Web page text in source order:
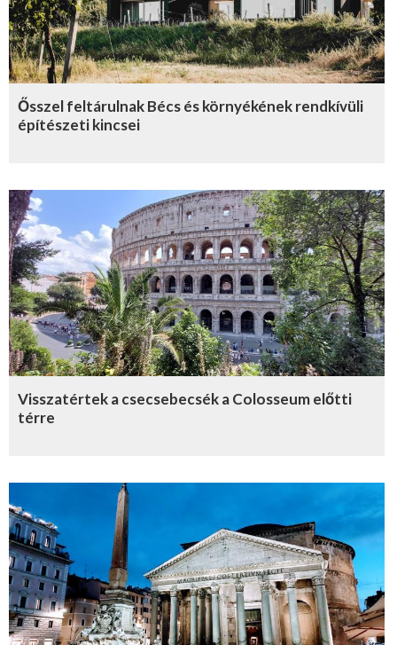
Ősszel feltárulnak Bécs és környékének rendkívüli
építészeti kincsei
Visszatértek a csecsebecsék a Colosseum előtti
térre